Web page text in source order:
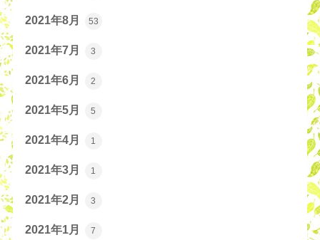
2021年8月 53
2021年7月 3
2021年6月 2
2021年5月 5
2021年4月 1
2021年3月 1
2021年2月 3
2021年1月 7